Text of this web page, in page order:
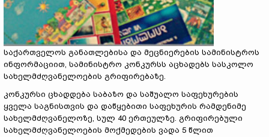
საქართველოს განათლებისა და მეცნიერების სამინისტროს
ინფორმაციით, სამინისტრო კონკურსს აცხადებს სასკოლო
სახელმძღვანელოების გრიფირებაზე.
კონკურსი ცხადდება საბაზო და საშუალო საფეხურების
ყველა საგნისთვის და დაწყებითი საფეხურის რამდენიმე
სახელმძღვანელოზე, სულ 40 ერთეულზე. გრიფირებული
სახელმძღვანელოების მოქმედების ვადა 5 წლით